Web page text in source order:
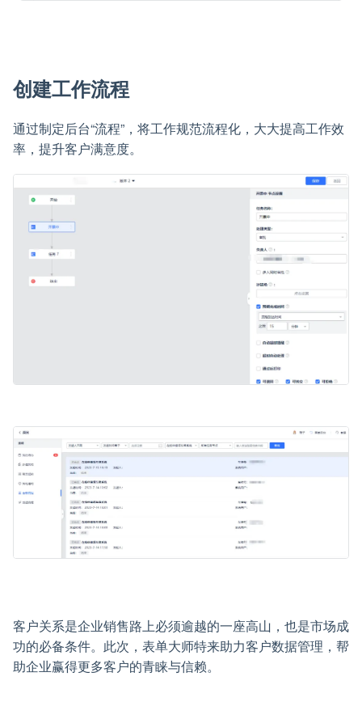
创建工作流程
通过制定后台“流程”，将工作规范流程化，大大提高工作效
率，提升客户满意度。
客户关系是企业销售路上必须逾越的一座高山，也是市场成
功的必备条件。此次，表单大师特来助力客户数据管理，帮
助企业赢得更多客户的青睐与信赖。